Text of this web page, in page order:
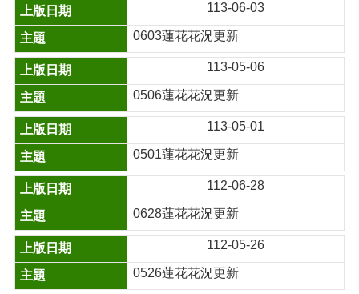
113-06-03
0603蓮花花況更新
113-05-06
0506蓮花花況更新
113-05-01
0501蓮花花況更新
112-06-28
0628蓮花花況更新
112-05-26
0526蓮花花況更新